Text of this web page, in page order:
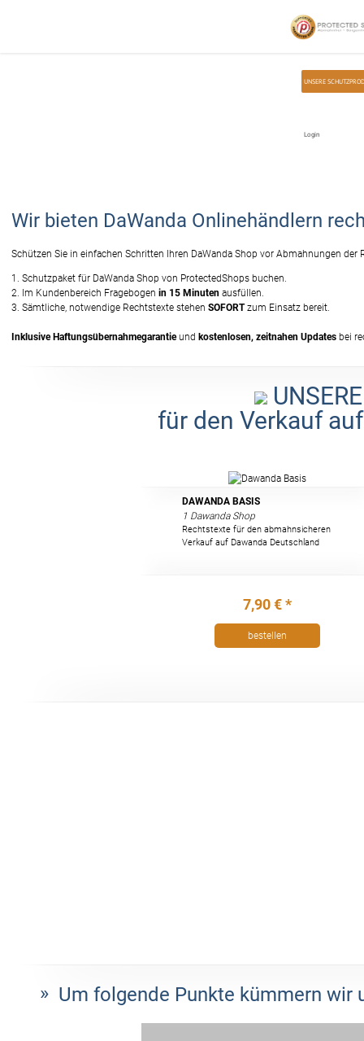
UNSERE
Login
Wir bieten DaWanda Onlinehändlern
Schützen Sie in einfachen Schritten Ihren DaWanda Shop vor Abmahnungen der
1. Schutzpaket für DaWanda Shop von ProtectedShops buchen.
2. Im Kundenbereich Fragebogen in 15 Minuten ausfüllen.
3. Sämtliche, notwendige Rechtstexte stehen SOFORTzum Einsatz bereit.
Inklusive Haftungsübernahmegarantieund kostenlosen, zeitnahen Updates bei
für den Verkauf
DAWANDA BASIS
1 Dawanda Shop
Rechtstexte für den abmahnsicheren
Verkauf auf Dawanda Deutschland
7,90 € *
bestellen
Um folgende Punkte kümmern wir